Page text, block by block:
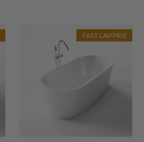
FAST LAV PRIS